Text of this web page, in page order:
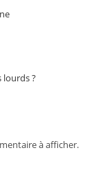
lourds ?
à afficher.